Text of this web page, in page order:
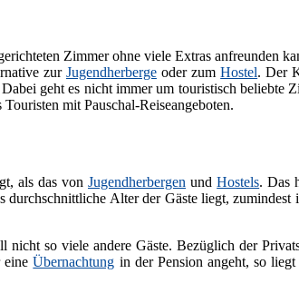
Zimmer ohne viele Extras anfreunden
zur Jugendherbergeoder zumHostel. Der
geht es nicht immer um touristisch beliebte
mit Pauschal-Reiseangeboten.
als das von Jugendherbergen undHostels. Das
Alter der Gäste liegt,
so viele andere Gäste. Bezüglich der
eineÜbernachtung in der Pension angeht, so